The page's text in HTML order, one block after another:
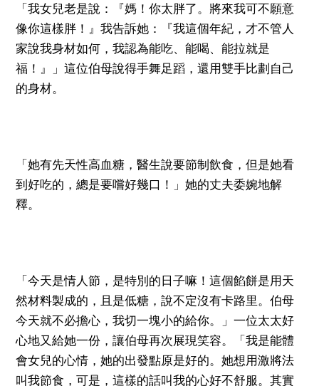
「我女兒老是說：『媽！你太胖了。將來我可不願意
像你這樣胖！』我告訴她：『我這個年紀，才不管人
家說我身材如何，我認為能吃、能喝、能拉就是
福！』」這位伯母說得手舞足蹈，還用雙手比劃自己
的身材。
「她有先天性高血糖，醫生說要節制飲食，但是她看
到好吃的，總是要嚐好幾口！」她的丈夫委婉地解
釋。
「今天是情人節，是特別的日子嘛！這個餡餅是用天
然材料製成的，且是低糖，說不定沒有卡路里。伯母
今天就不必擔心，我切一塊小的給你。」一位太太好
心地又給她一份，讓伯母再次展現笑容。「我是能體
會女兒的心情，她的出發點原是好的。她想用激將法
叫我節食，可是，這樣的話叫我的心好不舒服。其實